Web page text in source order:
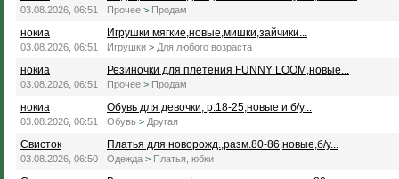
03.08.2026, 06:51 Прочее > Продам
нокиа
03.08.2026, 06:51
Игрушки мягкие,новые,мишки,зайчики...
Игрушки > Для любого возраста
нокиа
03.08.2026, 06:51
Резиночки для плетения FUNNY LOOM,новые...
Прочее > Продам
нокиа
03.08.2026, 06:51
Обувь для девочки, р.18-25,новые и б/у...
Обувь > Другая
Свисток
03.08.2026, 06:50
Платья для новорожд.,разм.80-86,новые,б/у...
Одежда > Платья, юбки